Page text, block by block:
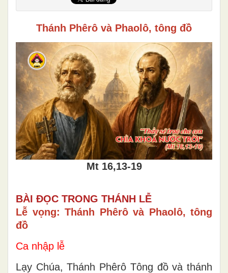
Thánh Phêrô và Phaolô, tông đồ
Mt 16,13-19
BÀI ĐỌC TRONG THÁNH LỄ
Lễ vọng: Thánh Phêrô và Phaolô, tông
đồ
Ca nhập lễ
Lạy Chúa, Thánh Phêrô Tông đồ và thánh